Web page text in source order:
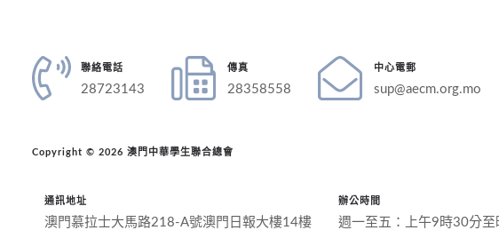
聯絡電話
28723143
傳真
28358558
中心電郵
sup@aecm.org.mo
Copyright © 2026 澳門中華學生聯合總會
通訊地址
澳門慕拉士大馬路218-A號澳門日報大樓14樓
辦公時間
週一至五：上午9時30分至